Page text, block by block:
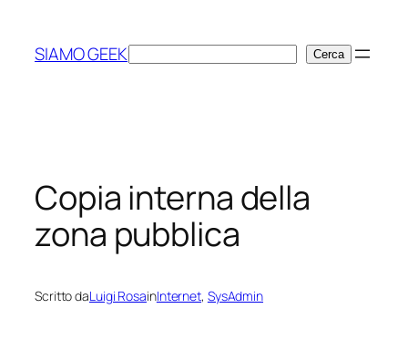
contenuto
SIAMO GEEKCerca Cerca
Copia interna della
zona pubblica
Scritto daLuigi RosainInternet, SysAdmin